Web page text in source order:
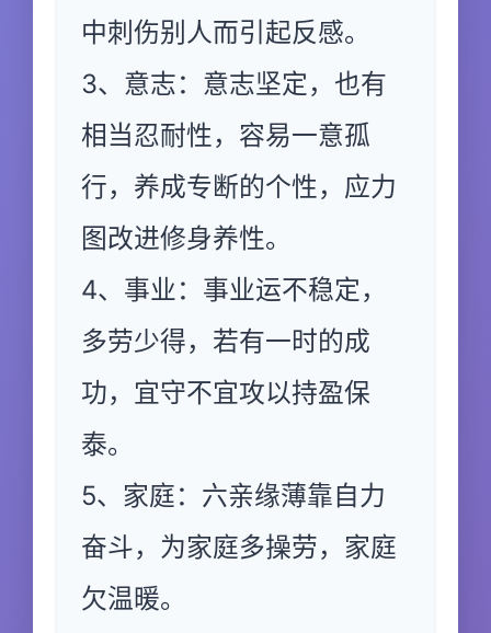
中刺伤别人而引起反感。
3、意志：意志坚定，也有
相当忍耐性，容易一意孤
行，养成专断的个性，应力
图改进修身养性。
4、事业：事业运不稳定，
多劳少得，若有一时的成
功，宜守不宜攻以持盈保
泰。
5、家庭：六亲缘薄靠自力
奋斗，为家庭多操劳，家庭
欠温暖。